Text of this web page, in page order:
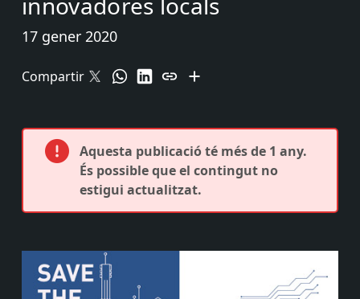
17 gener 2020
Compartir
Aquesta publicació té més de 1 any.
És possible que el contingut no
estigui actualitzat.